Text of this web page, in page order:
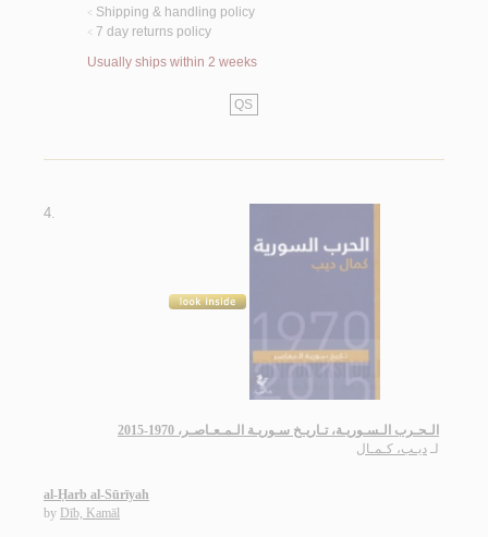
< Shipping & handling policy
< 7 day returns policy
Usually ships within 2 weeks
QS
4.
الـحـرب الـسـوريـة، تـاريـخ سـوريـة الـمـعـاصـر، 1970-2015
لـ ديـب، كـمـال
al-Ḥarb al-Sūrīyah
by Dīb, Kamāl